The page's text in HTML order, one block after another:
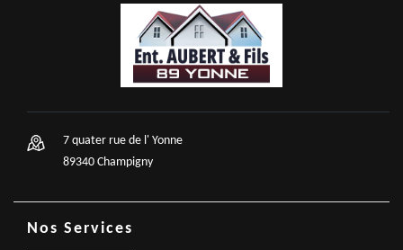
7 quater rue de l' Yonne
89340 Champigny
Nos Services